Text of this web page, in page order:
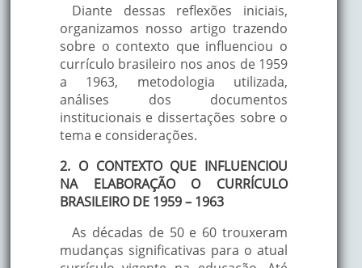
Diante dessas reflexões iniciais,
organizamos nosso artigo trazendo
sobre o contexto que influenciou o
currículo brasileiro nos anos de 1959
a 1963, metodologia utilizada,
análises dos documentos
institucionais e dissertações sobre o
tema e considerações.
2. O CONTEXTO QUE INFLUENCIOU
NA ELABORAÇÃO O CURRÍCULO
BRASILEIRO DE 1959 – 1963
As décadas de 50 e 60 trouxeram
mudanças significativas para o atual